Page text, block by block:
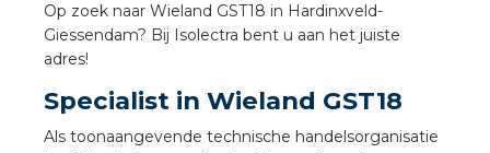
Op zoek naar Wieland GST18 in Hardinxveld-
Giessendam? Bij Isolectra bent u aan het juiste
adres!
Specialist in Wieland GST18
Als toonaangevende technische handelsorganisatie
installeren
installeren in beton